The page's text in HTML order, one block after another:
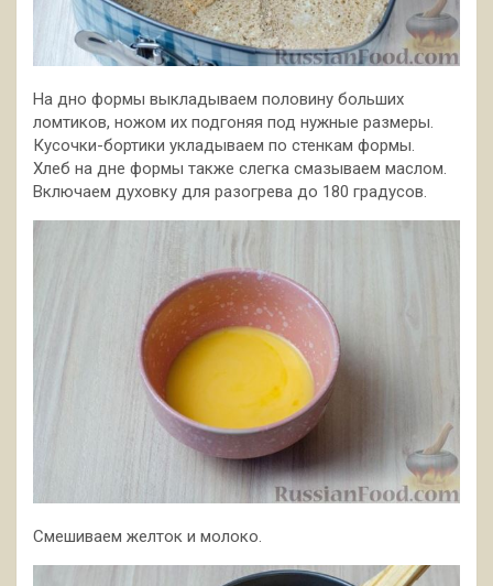
На дно формы выкладываем половину больших
ломтиков, ножом их подгоняя под нужные размеры.
Кусочки-бортики укладываем по стенкам формы.
Хлеб на дне формы также слегка смазываем маслом.
Включаем духовку для разогрева до 180 градусов.
Смешиваем желток и молоко.